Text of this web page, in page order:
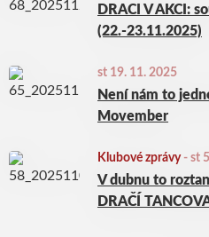
DRACI V AKCI:
(22.-23.11.2025)
st 19. 11. 2025
Není nám to
Movember
Klubové zprávy- st
V dubnu to
DRAČÍ